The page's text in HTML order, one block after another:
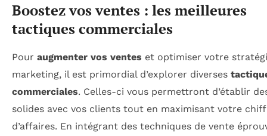
Boostez vos ventes : les meilleures
tactiques commerciales
Pour augmenter vos ventes et optimiser votre
marketing, il est primordial d’explorer diverses
commerciales. Celles-ci vous permettront d’établir
solides avec vos clients tout en maximisant votre
d’affaires. En intégrant des techniques de vente